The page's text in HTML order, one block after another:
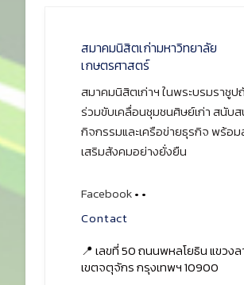
สมาคมนิสิตเก่ามหาวิทยาลัย
เกษตรศาสตร์
สมาคมนิสิตเก่าฯ ในพระบรมราชูป
ร่วมขับเคลื่อนชุมชนศิษย์เก่า สนับ
กิจกรรมและเครือข่ายธุรกิจ พร้อม
เสริมสังคมอย่างยั่งยืน
Facebook• •
Contact
📍 เลขที่ 50 ถนนพหลโยธิน แขวง
เขตจตุจักร กรุงเทพฯ 10900